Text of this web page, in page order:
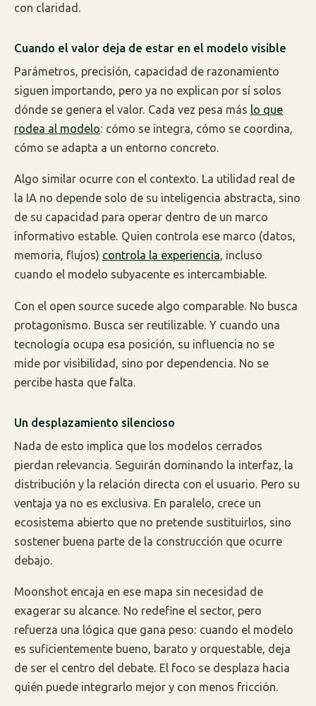
con claridad.
Cuando el valor deja de estar en el modelo visible
Parámetros, precisión, capacidad de razonamiento
siguen importando, pero ya no explican por sí solos
dónde se genera el valor. Cada vez pesa más lo que
rodea al modelo: cómo se integra, cómo se coordina,
cómo se adapta a un entorno concreto.
Algo similar ocurre con el contexto. La utilidad real de
la IA no depende solo de su inteligencia abstracta, sino
de su capacidad para operar dentro de un marco
informativo estable. Quien controla ese marco (datos,
memoria, flujos) controla la experiencia, incluso
cuando el modelo subyacente es intercambiable.
Con el open source sucede algo comparable. No busca
protagonismo. Busca ser reutilizable. Y cuando una
tecnología ocupa esa posición, su influencia no se
mide por visibilidad, sino por dependencia. No se
percibe hasta que falta.
Un desplazamiento silencioso
Nada de esto implica que los modelos cerrados
pierdan relevancia. Seguirán dominando la interfaz, la
distribución y la relación directa con el usuario. Pero su
ventaja ya no es exclusiva. En paralelo, crece un
ecosistema abierto que no pretende sustituirlos, sino
sostener buena parte de la construcción que ocurre
debajo.
Moonshot encaja en ese mapa sin necesidad de
exagerar su alcance. No redefine el sector, pero
refuerza una lógica que gana peso: cuando el modelo
es suficientemente bueno, barato y orquestable, deja
de ser el centro del debate. El foco se desplaza hacia
quién puede integrarlo mejor y con menos fricción.